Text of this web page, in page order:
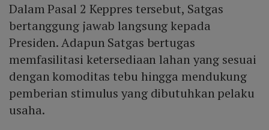
Dalam Pasal 2 Keppres tersebut, Satgas
bertanggung jawab langsung kepada
Presiden. Adapun Satgas bertugas
memfasilitasi ketersediaan lahan yang sesuai
dengan komoditas tebu hingga mendukung
pemberian stimulus yang dibutuhkan pelaku
usaha.